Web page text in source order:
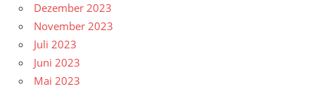
Dezember 2023
November 2023
Juli 2023
Juni 2023
Mai 2023